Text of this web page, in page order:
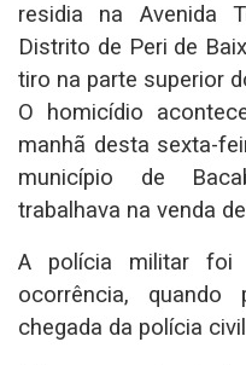
residia na Avenida
Distrito de Peri de
tiro na parte superior
O homicídio
manhã desta sexta-
município de
trabalhava na venda
A polícia militar foi
ocorrência,
chegada da polícia